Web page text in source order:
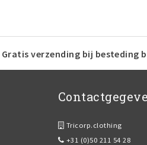
Gratis verzending bij besteding
Tricorp.clothing
+31 (0)50 211 54 28